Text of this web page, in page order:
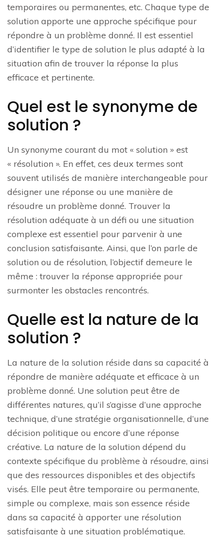
temporaires ou permanentes, etc. Chaque type de
solution apporte une approche spécifique pour
répondre à un problème donné. Il est essentiel
d’identifier le type de solution le plus adapté à la
situation afin de trouver la réponse la plus
efficace et pertinente.
Quel est le synonyme de
solution ?
Un synonyme courant du mot « solution » est
« résolution ». En effet, ces deux termes sont
souvent utilisés de manière interchangeable pour
désigner une réponse ou une manière de
résoudre un problème donné. Trouver la
résolution adéquate à un défi ou une situation
complexe est essentiel pour parvenir à une
conclusion satisfaisante. Ainsi, que l’on parle de
solution ou de résolution, l’objectif demeure le
même : trouver la réponse appropriée pour
surmonter les obstacles rencontrés.
Quelle est la nature de la
solution ?
La nature de la solution réside dans sa capacité à
répondre de manière adéquate et efficace à un
problème donné. Une solution peut être de
différentes natures, qu’il s’agisse d’une approche
technique, d’une stratégie organisationnelle, d’une
décision politique ou encore d’une réponse
créative. La nature de la solution dépend du
contexte spécifique du problème à résoudre, ainsi
que des ressources disponibles et des objectifs
visés. Elle peut être temporaire ou permanente,
simple ou complexe, mais son essence réside
dans sa capacité à apporter une résolution
satisfaisante à une situation problématique.